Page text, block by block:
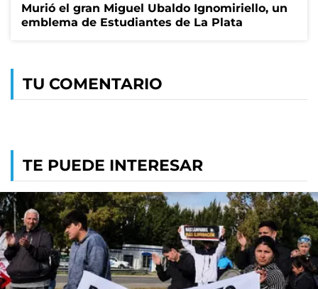
Murió el gran Miguel Ubaldo Ignomiriello, un
emblema de Estudiantes de La Plata
TU COMENTARIO
TE PUEDE INTERESAR